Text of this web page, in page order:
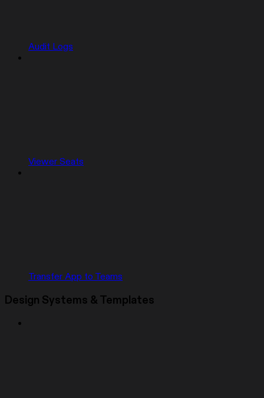
Audit Logs
Viewer Seats
Transfer App to Teams
Design Systems & Templates